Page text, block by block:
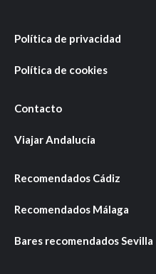
Política de privacidad
Política de cookies
Contacto
Viajar Andalucía
Recomendados Cádiz
Recomendados Málaga
Bares recomendados Sevilla